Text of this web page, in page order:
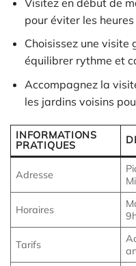
pour éviter les heures
Choisissez une visite
équilibrer rythme et
Accompagnez la
les jardins voisins
INFORMATIONS
PRATIQUES
Adresse
Horaires
Tarifs